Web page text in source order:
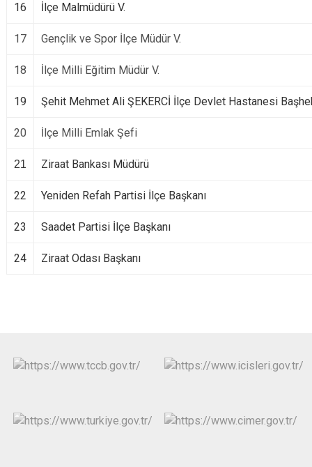
16 İlçe Malmüdürü V.
17 Gençlik ve Spor İlçe Müdür V.
18 İlçe Milli Eğitim Müdür V.
19 Şehit Mehmet Ali ŞEKERCİ İlçe Devlet Hastanesi
20 İlçe Milli Emlak Şefi
21 Ziraat Bankası Müdürü
22 Yeniden Refah Partisi İlçe Başkanı
23 Saadet Partisi İlçe Başkanı
24 Ziraat Odası Başkanı